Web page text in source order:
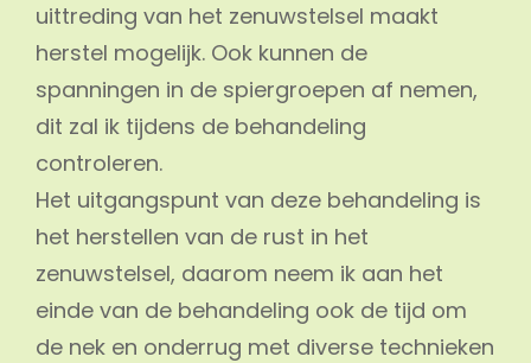
uittreding van het zenuwstelsel maakt
herstel mogelijk. Ook kunnen de
spanningen in de spiergroepen af nemen,
dit zal ik tijdens de behandeling
controleren.
Het uitgangspunt van deze behandeling is
het herstellen van de rust in het
zenuwstelsel, daarom neem ik aan het
einde van de behandeling ook de tijd om
de nek en onderrug met diverse technieken